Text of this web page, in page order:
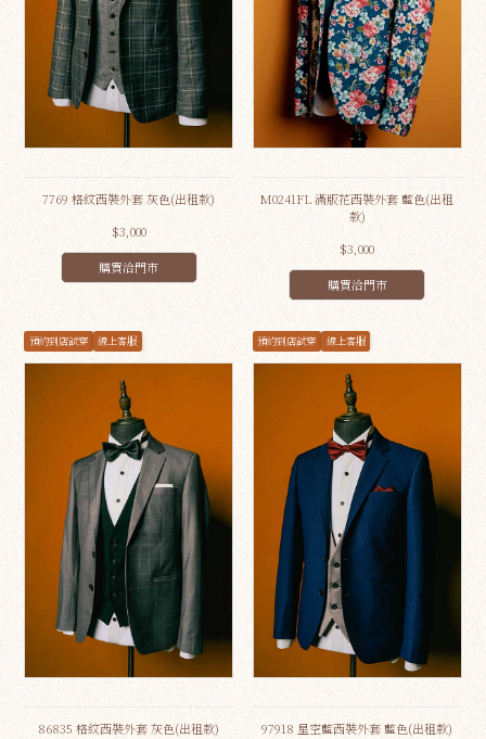
7769 格紋西裝外套 灰色(出租款)
$3,000
購買洽門市
M0241FL 滿版花西裝外套 藍色(出租
款)
$3,000
購買洽門市
預約到店試穿 線上客服
86835 格紋西裝外套 灰色(出租款)
預約到店試穿 線上客服
97918 星空藍西裝外套 藍色(出租款)